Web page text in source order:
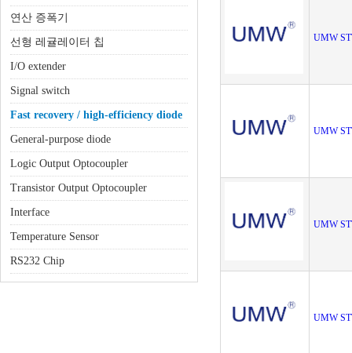
연산 증폭기
선형 레귤레이터 칩
I/O extender
Signal switch
Fast recovery / high-efficiency diode
General-purpose diode
Logic Output Optocoupler
Transistor Output Optocoupler
Interface
Temperature Sensor
RS232 Chip
UMW
UMW
UMW
UMW